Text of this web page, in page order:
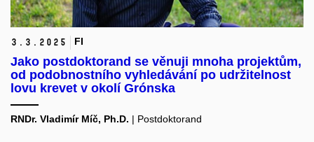
3. 3. 2025 FI
Jako postdoktorand se věnuji mnoha projektům,
od podobnostního vyhledávání po udržitelnost
lovu krevet v okolí Grónska
RNDr. Vladimír Míč, Ph.D. | Postdoktorand